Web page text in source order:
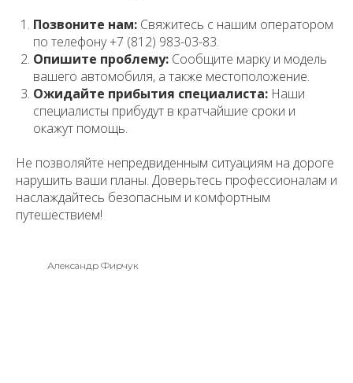
Позвоните нам: Свяжитесь с нашим оператором
по телефону +7 (812) 983-03-83.
Опишите проблему: Сообщите марку и модель
вашего автомобиля, а также местоположение.
Ожидайте прибытия специалиста: Наши
специалисты прибудут в кратчайшие сроки и
окажут помощь.
Не позволяйте непредвиденным ситуациям на дороге
нарушить ваши планы. Доверьтесь профессионалам и
наслаждайтесь безопасным и комфортным
путешествием!
Александр Фирчук